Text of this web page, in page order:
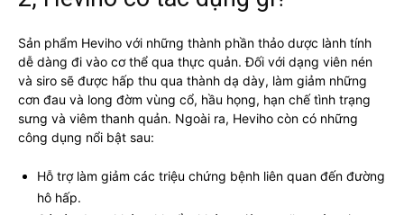
Sản phẩm Heviho với những thành phần thảo dược lành tính
dễ dàng đi vào cơ thể qua thực quản. Đối với dạng viên nén
và siro sẽ được hấp thu qua thành dạ dày, làm giảm những
cơn đau và long đờm vùng cổ, hầu họng, hạn chế tình trạng
sưng và viêm thanh quản. Ngoài ra, Heviho còn có những
công dụng nổi bật sau:
Hỗ trợ làm giảm các triệu chứng bệnh liên quan đến đường
hô hấp.